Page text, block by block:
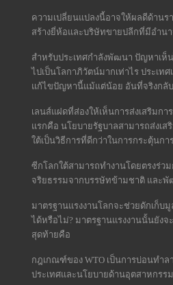
ความเปลี่ยนแปลงนี้อาจให้ผลดีด้าน
สร้างยี่ห้อและบริษัทขายปลีกที่มีอำน
สำหรับประเทศกำลังพัฒนา ปัญหาเห็
ไปเป็นโลกาภิวัตน์มากเท่าไร ประเท
แก้ไขปัญหานี้แม้แต่น้อย อันที่จริงกลับ
เลนส์แฝดที่ส่องให้เห็นการส่งเสริมก
แรกคือ นโยบายรัฐบาลสามารถส่งเ
ใต้เป็นวิธีการที่ดีกว่าในการกระตุ้นก
ซีกโลกใต้สามารถทำงานโดยตรงร่ว
จริยธรรมจากบรรษัทข้ามชาติ และ
มาตรฐานแรงงานโลกจะช่วยดักเก็บ
ได้หรือไม่? มาตรฐานแรงงานนั้นยัง
สุดท้ายคือ
กฎเกณฑ์ของ WTO เป็นการบ่อนทำ
ประเทศและนโยบายด้านอุตสาหกรร